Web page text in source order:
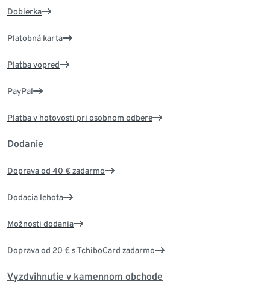
Dobierka
Platobná karta
Platba vopred
PayPal
Platba v hotovosti pri osobnom odbere
Dodanie
Doprava od 40 € zadarmo
Dodacia lehota
Možnosti dodania
Doprava od 20 € s TchiboCard zadarmo
Vyzdvihnutie v kamennom obchode